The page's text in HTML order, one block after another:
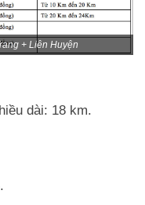
+ Liên Huyện
dài: 18 km.